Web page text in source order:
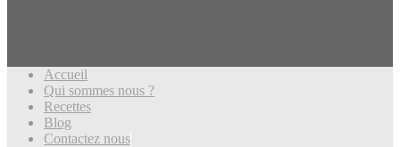
Accueil
Qui sommes nous ?
Recettes
Blog
Contactez nous